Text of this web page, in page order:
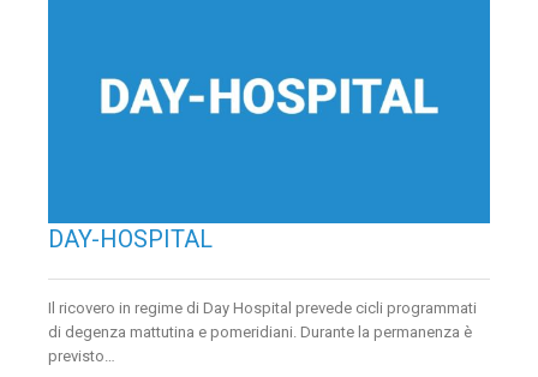
DAY-HOSPITAL
Il ricovero in regime di Day Hospital prevede cicli programmati
di degenza mattutina e pomeridiani. Durante la permanenza è
previsto…